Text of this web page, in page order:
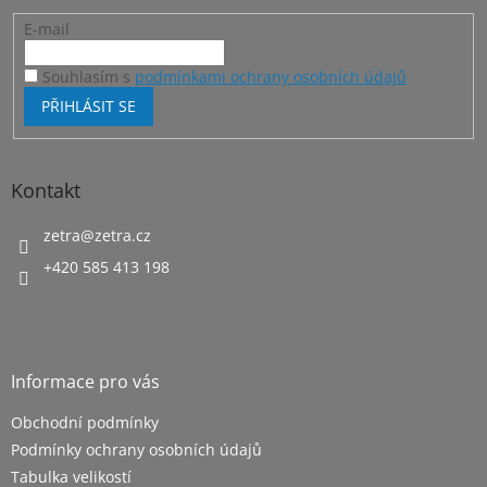
E-mail
Souhlasím s podmínkami ochrany osobních údajů
PŘIHLÁSIT SE
Kontakt
zetra@zetra.cz
+420 585 413 198
Informace pro vás
Obchodní podmínky
Podmínky ochrany osobních údajů
Tabulka velikostí